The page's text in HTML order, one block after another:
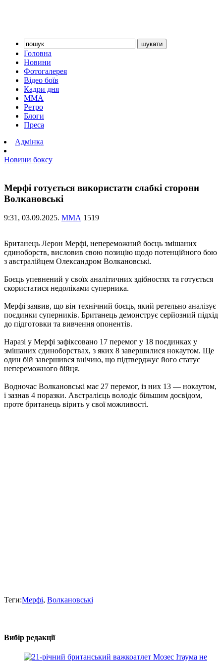
Головна
Новини
Фотогалерея
Відео боїв
Кадри дня
ММА
Ретро
Блоги
Преса
Адмінка
Новини боксу
Мерфі готується використати слабкі сторони
Волкановські
9:31, 03.09.2025. ММА 1519
Британець Лерон Мерфі, непереможний боєць змішаних
єдиноборств, висловив свою позицію щодо потенційного бою
з австралійцем Олександром Волкановські.
Боєць упевнений у своїх аналітичних здібностях та готується
скористатися недоліками суперника.
Мерфі заявив, що він технічний боєць, який ретельно аналізує
поєдинки суперників. Британець демонструє серйозний підхід
до підготовки та вивчення опонентів.
Наразі у Мерфі зафіксовано 17 перемог у 18 поєдинках у
змішаних єдиноборствах, з яких 8 завершилися нокаутом. Ще
один бій завершився внічию, що підтверджує його статус
непереможного бійця.
Водночас Волкановські має 27 перемог, із них 13 — нокаутом,
і зазнав 4 поразки. Австралієць володіє більшим досвідом,
проте британець вірить у свої можливості.
Теги:Мерфі, Волкановські
Вибір редакції